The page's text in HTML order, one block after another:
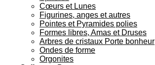
Cœurs et Lunes
Figurines, anges et autres
Pointes et Pyramides polies
Formes libres, Amas et Druses
Arbres de cristaux Porte bonheur
Ondes de forme
Orgonites